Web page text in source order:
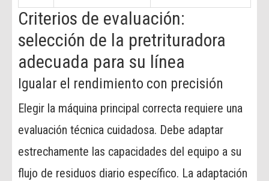
Criterios de evaluación:
selección de la pretrituradora
adecuada para su línea
Igualar el rendimiento con precisión
Elegir la máquina principal correcta requiere una
evaluación técnica cuidadosa. Debe adaptar
estrechamente las capacidades del equipo a su
flujo de residuos diario específico. La adaptación